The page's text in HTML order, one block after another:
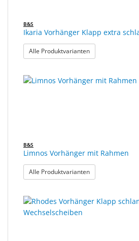
B&S
Ikaria Vorhänger Klapp extra
Alle Produktvarianten: Ikaria
B&S
Limnos Vorhänger mit Rahmen
Alle Produktvarianten: Limnos